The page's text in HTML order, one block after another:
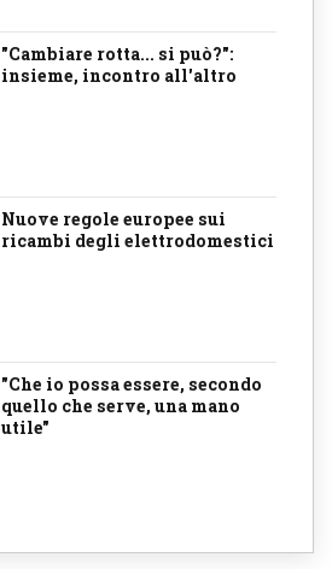
"Cambiare rotta... si può?":
insieme, incontro all'altro
Nuove regole europee sui
ricambi degli elettrodomestici
"Che io possa essere, secondo
quello che serve, una mano
utile"